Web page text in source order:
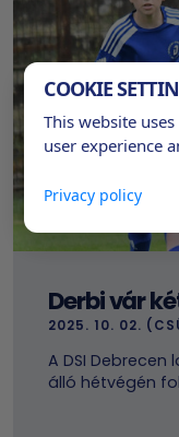
Derbi vár
2025. 10. 02.
A DSI
álló hétvégén
COOKIE
This website
user experience
Privacy policy